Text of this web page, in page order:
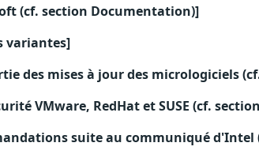
(cf. section Documentation)]
variantes]
des mises à jour des micrologiciels
VMware, RedHat et SUSE (cf.
suite au communiqué d'Intel